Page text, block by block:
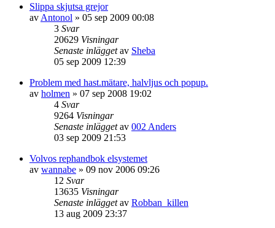
Slippa skjutsa grejor
av Antonol » 05 sep 2009 00:08
3 Svar
20629 Visningar
Senaste inläggetav Sheba
05 sep 2009 12:39
Problem med hast.mätare, halvljus och popup.
av holmen » 07 sep 2008 19:02
4 Svar
9264 Visningar
Senaste inläggetav 002 Anders
03 sep 2009 21:53
Volvos rephandbok elsystemet
av wannabe » 09 nov 2006 09:26
12 Svar
13635 Visningar
Senaste inläggetav Robban_killen
13 aug 2009 23:37